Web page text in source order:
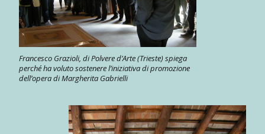
Francesco Grazioli, di Polvere d’Arte (Trieste) spiega
perché ha voluto sostenere l’iniziativa di promozione
dell’opera di Margherita Gabrielli